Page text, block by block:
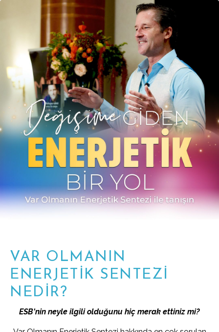
VAR OLMANIN
ENERJETİK SENTEZİ
NEDİR?
ESB'nin neyle ilgili olduğunu hiç merak ettiniz mi?